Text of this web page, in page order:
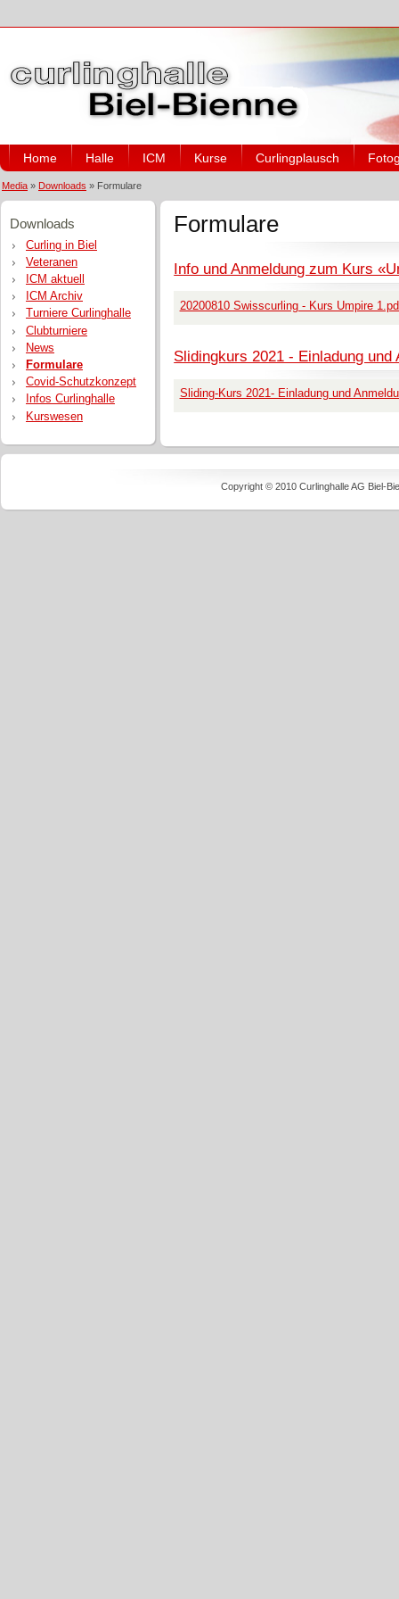
Home Halle ICM Kurse Curlingplausch
Media » Downloads » Formulare
Downloads
Curling in Biel
Veteranen
ICM aktuell
ICM Archiv
Turniere Curlinghalle
Clubturniere
News
Formulare
Covid-Schutzkonzept
Infos Curlinghalle
Kurswesen
Formulare
Info und Anmeldung zum Kurs
20200810 Swisscurling - Kurs Umpire
Slidingkurs 2021 - Einladung und
Sliding-Kurs 2021- Einladung und
Copyright © 2010 Curlinghalle AG Biel-